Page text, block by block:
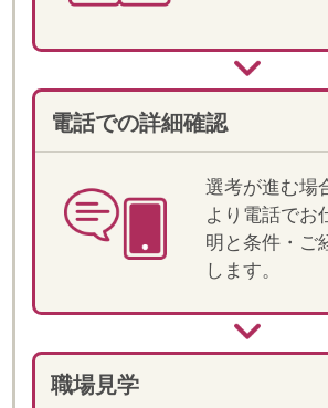
ページ上でオリエンテーシ
ます。
"Fellow(フェロー)" は、「仲間・同士」とい
った意味があります。
「皆様と仲間として一緒にお仕事をしてい
きたい」そんな思いから"Fellow"という言葉
が生まれました。
また、仲間という言葉どおり、ご就業いた
だく皆様には、当社の一員として、「プロ
フェッショナル」と しての意識を持って、
就業していただきたいと思っております。